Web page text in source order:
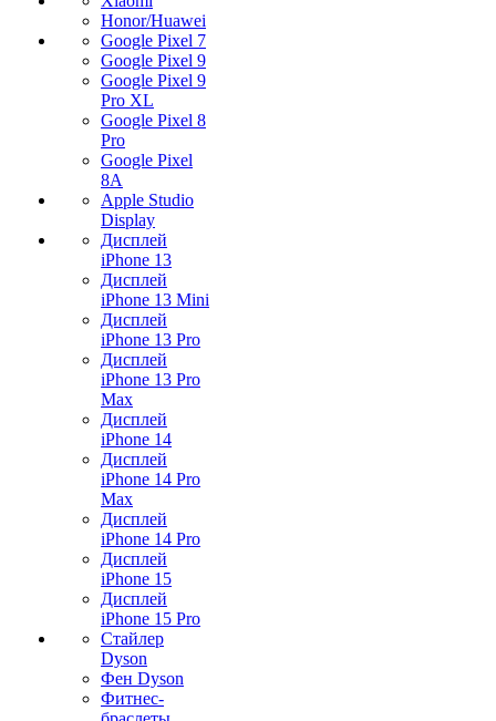
Honor/Huawei
Google Pixel 7
Google Pixel 9
Google Pixel 9
Pro XL
Google Pixel 8
Pro
Google Pixel
8A
Apple Studio
Display
Дисплей
iPhone 13
Дисплей
iPhone 13 Mini
Дисплей
iPhone 13 Pro
Дисплей
iPhone 13 Pro
Max
Дисплей
iPhone 14
Дисплей
iPhone 14 Pro
Max
Дисплей
iPhone 14 Pro
Дисплей
iPhone 15
Дисплей
iPhone 15 Pro
Стайлер
Dyson
Фен Dyson
Фитнес-